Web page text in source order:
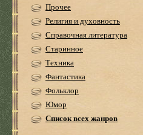
Прочее
Религия и духовность
Справочная литература
Старинное
Техника
Фантастика
Фольклор
Юмор
Список всех жанров